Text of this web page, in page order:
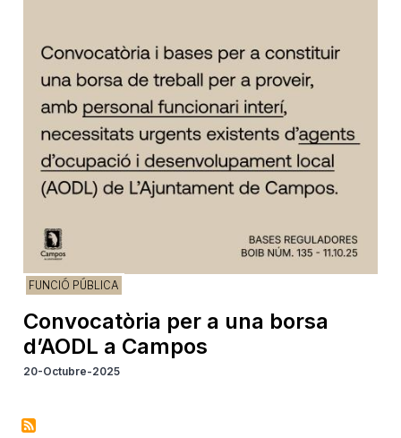
FUNCIÓ PÚBLICA
Convocatòria per a una borsa
d’AODL a Campos
20-Octubre-2025